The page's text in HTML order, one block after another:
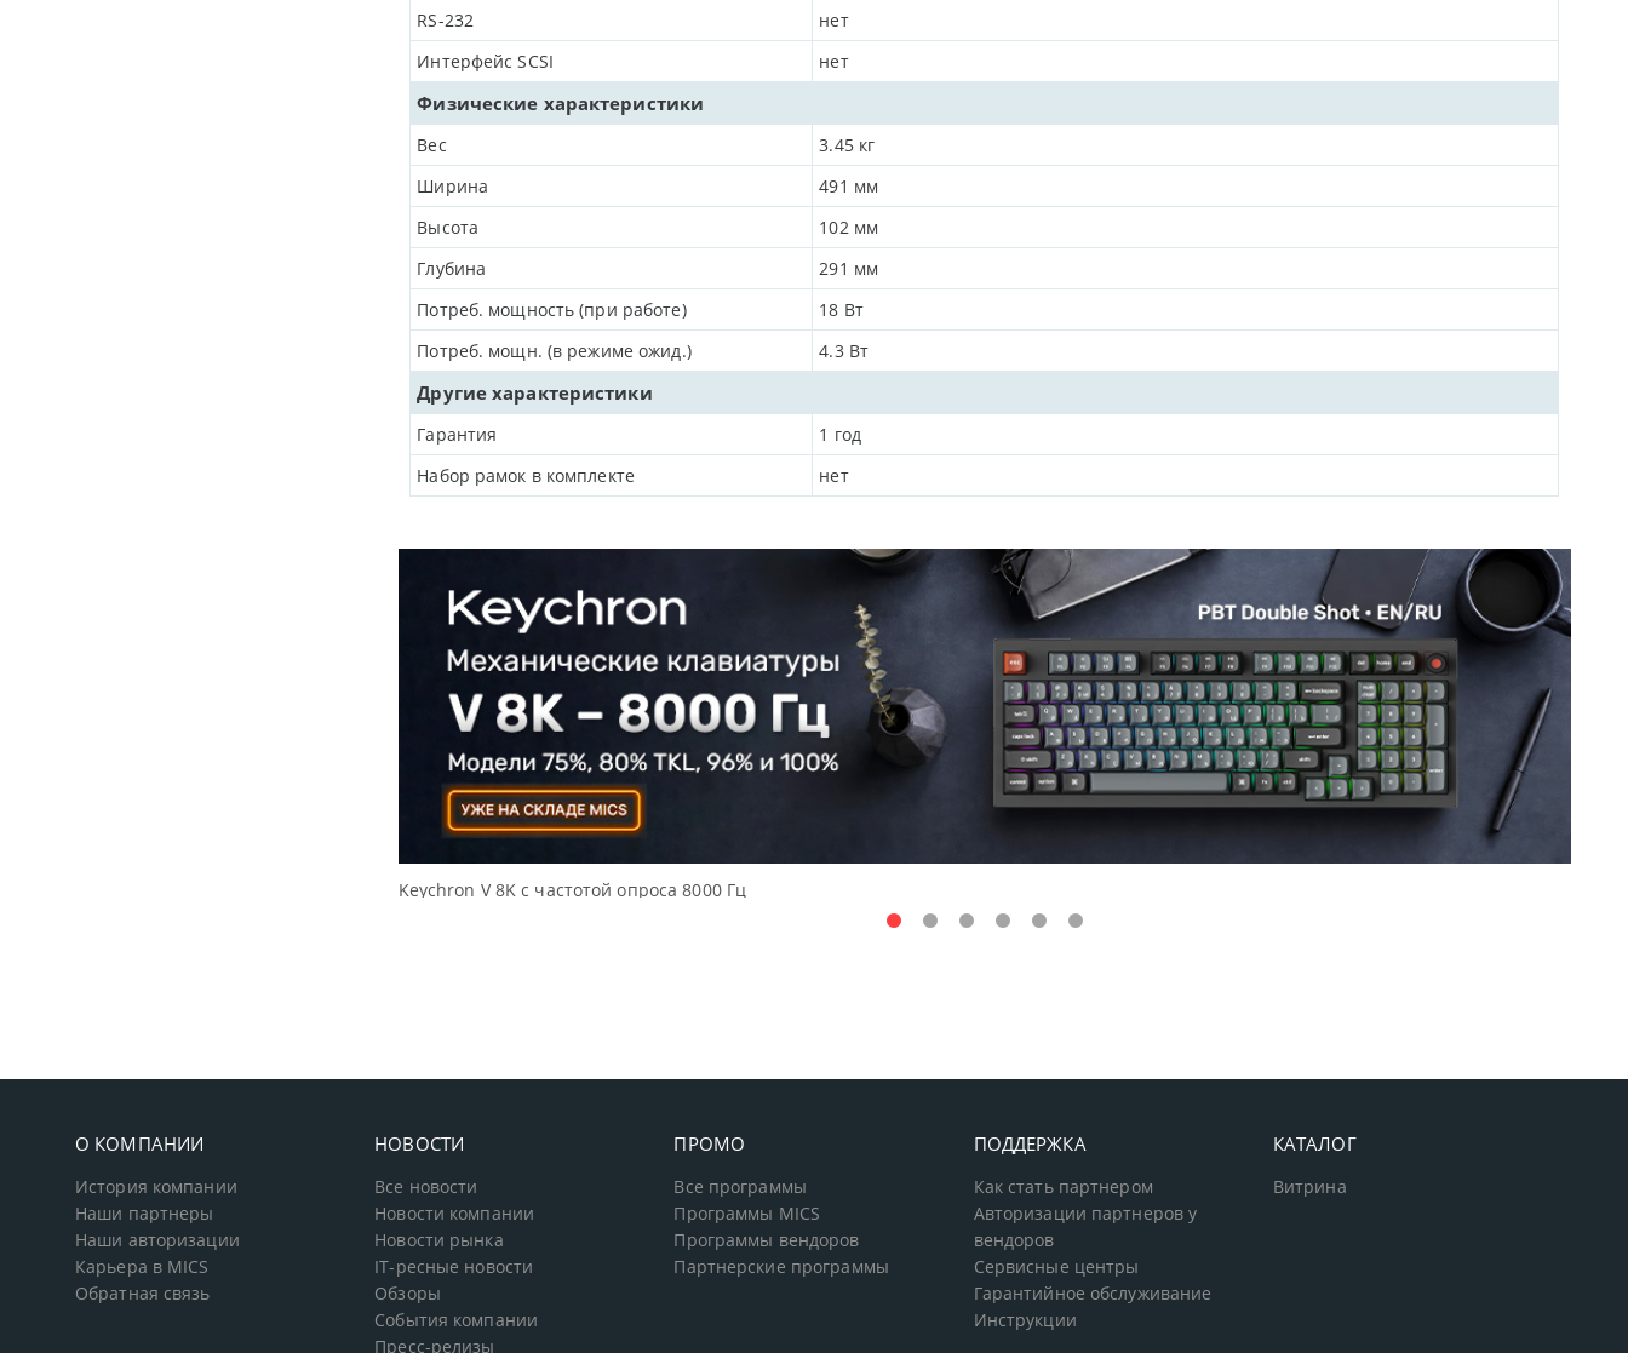
RS-232
нет
Интерфейс SCSI
нет
Физические характеристики
Вес 3.45 кг
Ширина
491 мм
Высота
102 мм
Глубина
291 мм
Потреб. мощность (при работе)
18 Вт
Потреб. мощн. (в режиме ожид.)
4.3 Вт
Другие характеристики
Гарантия
1 год
Набор рамок в комплекте
нет
О КОМПАНИИ
История компании
Наши партнеры
Наши авторизации
Карьера в MICS
Обратная связь
НОВОСТИ
Все новости
Новости компании
Новости рынка
IT-ресные новости
Обзоры
События компании
Пресс-релизы
ПРОМО
Все программы
Программы MICS
Программы вендоров
Партнерские программы
ПОДДЕРЖКА
Как стать партнером
Авторизации партнеров у
вендоров
Сервисные центры
Гарантийное обслуживание
Инструкции
КАТАЛОГ
Витрина